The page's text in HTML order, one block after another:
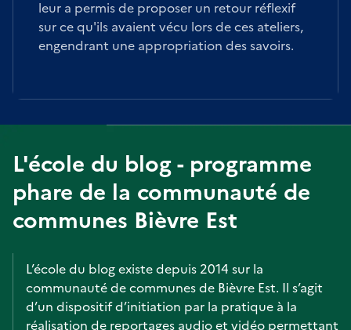
leur a permis de proposer un retour réflexif
sur ce qu'ils avaient vécu lors de ces ateliers,
engendrant une appropriation des savoirs.
L'école du blog - programme
phare de la communauté de
communes Bièvre Est
L’école du blog existe depuis 2014 sur la
communauté de communes de Bièvre Est. Il s’agit
d’un dispositif d’initiation par la pratique à la
réalisation de reportages audio et vidéo permettant